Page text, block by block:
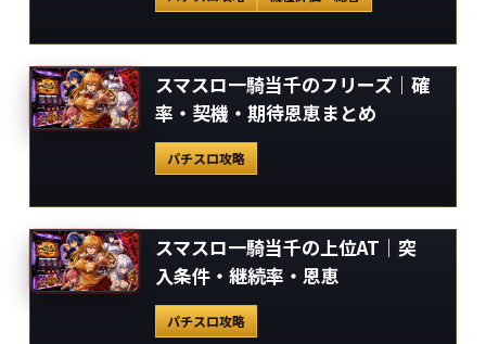
スマスロ一騎当千のフリーズ｜確
率・契機・期待恩恵まとめ
パチスロ攻略
スマスロ一騎当千の上位AT｜突
入条件・継続率・恩恵
パチスロ攻略